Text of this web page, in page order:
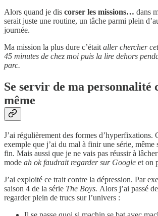
Alors quand je dis corser les missions… dans
serait juste une routine, un tâche parmi plein
journée.
Ma mission la plus dure c’était aller chercher
45 minutes de chez moi puis la lire dehors
parc.
Se servir de ma personnalité
même
J’ai régulièrement des formes d’hyperfixations.
exemple que j’ai du mal à finir une série, même
fin. Mais aussi que je ne vais pas réussir à
mode ah ok faudrait regarder sur Google et on
J’ai exploité ce trait contre la dépression. Par
saison 4 de la série The Boys. Alors j’ai passé
regarder plein de trucs sur l’univers :